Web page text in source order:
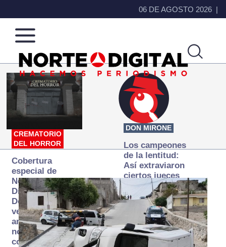
06 DE AGOSTO 2026
Norte
de
Ciudad
Más
que
noticias,
hacemos periodismo
CREMATORIO
DEL HORROR
Cobertura
especial de
Norte
Digital:
Donde la
verdad
arde… pero
no se
consume
DON MIRONE
Los campeones
de la lentitud:
Así extraviaron
ciertos jueces
la justicia
expedita